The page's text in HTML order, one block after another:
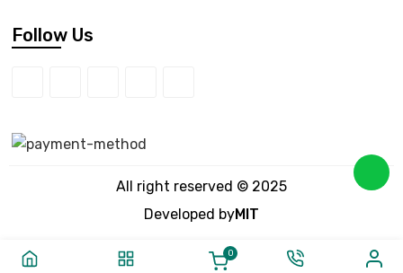
Follow Us
All right reserved © 2025
Developed byMIT
0